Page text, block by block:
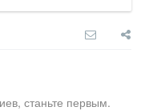
станьте первым.